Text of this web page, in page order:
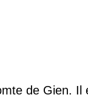
de Gien.